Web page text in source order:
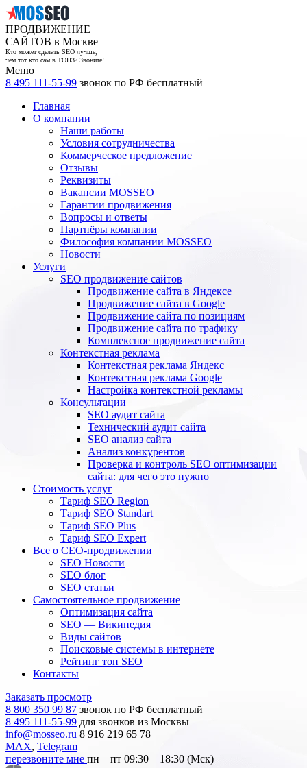
ПРОДВИЖЕНИЕ
САЙТОВ в Москве
Кто может сделать SEO лучше,
чем тот кто сам в ТОП3? Звоните!
Меню
8 495 111-55-99 звонок по РФ бесплатный
Главная
О компании
Наши работы
Условия сотрудничества
Коммерческое предложение
Отзывы
Реквизиты
Вакансии MOSSEO
Гарантии продвижения
Вопросы и ответы
Партнёры компании
Философия компании MOSSEO
Новости
Услуги
SEO продвижение сайтов
Продвижение сайта в Яндексе
Продвижение сайта в Google
Продвижение сайта по позициям
Продвижение сайта по трафику
Комплексное продвижение сайта
Контекстная реклама
Контекстная реклама Яндекс
Контекстная реклама Google
Настройка контекстной рекламы
Консультации
SEO аудит сайта
Технический аудит сайта
SEO анализ сайта
Анализ конкурентов
Проверка и контроль SEO оптимизации
сайта: для чего это нужно
Стоимость услуг
Тариф SEO Region
Тариф SEO Standart
Тариф SEO Plus
Тариф SEO Expert
Все о СЕО-продвижении
SEO Новости
SEO блог
SEO статьи
Самостоятельное продвижение
Оптимизация сайта
SEO — Википедия
Виды сайтов
Поисковые системы в интернете
Рейтинг топ SEO
Контакты
Заказать просмотр
8 800 350 99 87 звонок по РФ бесплатный
8 495 111-55-99 для звонков из Москвы
info@mosseo.ru 8 916 219 65 78
MAX, Telegram
перезвоните мне пн – пт 09:30 – 18:30 (Мск)